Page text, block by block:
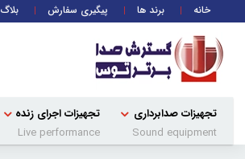
خانه برند ها پیگیری سفارش بلاگ
تجهیزات صدابرداری
Sound equipment
تجهیزات اجرای زنده
Live performance